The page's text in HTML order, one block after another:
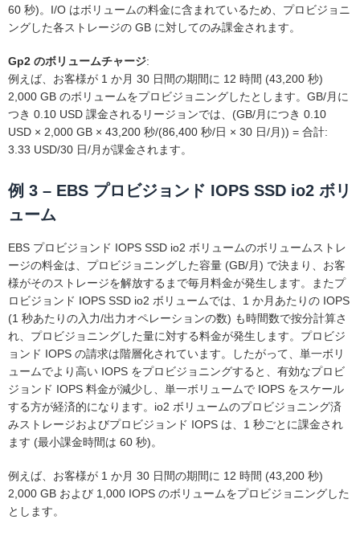
60 秒)。I/O はボリュームの料金に含まれているため、プロビジョニ
ングした各ストレージの GB に対してのみ課金されます。
Gp2 のボリュームチャージ:
例えば、お客様が 1 か月 30 日間の期間に 12 時間 (43,200 秒)
2,000 GB のボリュームをプロビジョニングしたとします。GB/月に
つき 0.10 USD 課金されるリージョンでは、(GB/月につき 0.10
USD × 2,000 GB × 43,200 秒/(86,400 秒/日 × 30 日/月)) = 合計:
3.33 USD/30 日/月が課金されます。
例 3 – EBS プロビジョンド IOPS SSD io2 ボリ
ューム
EBS プロビジョンド IOPS SSD io2 ボリュームのボリュームストレ
ージの料金は、プロビジョニングした容量 (GB/月) で決まり、お客
様がそのストレージを解放するまで毎月料金が発生します。またプ
ロビジョンド IOPS SSD io2 ボリュームでは、1 か月あたりの IOPS
(1 秒あたりの入力/出力オペレーションの数) も時間数で按分計算さ
れ、プロビジョニングした量に対する料金が発生します。プロビジ
ョンド IOPS の請求は階層化されています。したがって、単一ボリ
ュームでより高い IOPS をプロビジョニングすると、有効なプロビ
ジョンド IOPS 料金が減少し、単一ボリュームで IOPS をスケール
する方が経済的になります。io2 ボリュームのプロビジョニング済
みストレージおよびプロビジョンド IOPS は、1 秒ごとに課金され
ます (最小課金時間は 60 秒)。
例えば、お客様が 1 か月 30 日間の期間に 12 時間 (43,200 秒)
2,000 GB および 1,000 IOPS のボリュームをプロビジョニングした
とします。